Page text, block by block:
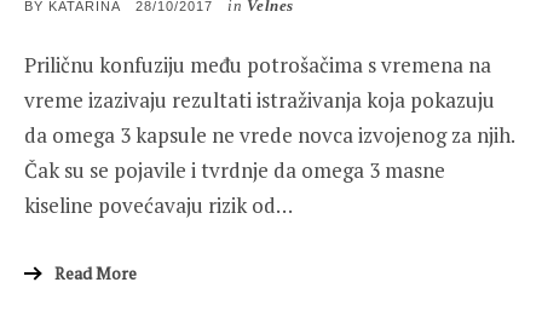
BY KATARINA
POSTED
28/10/2017 in Velnes
Priličnu konfuziju među potrošačima s vremena na
vreme izazivaju rezultati istraživanja koja pokazuju
da omega 3 kapsule ne vrede novca izvojenog za njih.
Čak su se pojavile i tvrdnje da omega 3 masne
kiseline povećavaju rizik od…
Read More